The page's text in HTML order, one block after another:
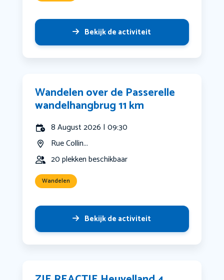
Bekijk de activiteit
Wandelen over de Passerelle
wandelhangbrug 11 km
8 August 2026 | 09:30
Rue Collin...
20 plekken beschikbaar
Wandelen
Bekijk de activiteit